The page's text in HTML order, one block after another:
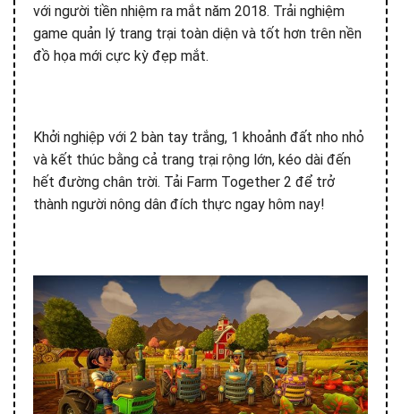
với người tiền nhiệm ra mắt năm 2018. Trải nghiệm
game quản lý trang trại toàn diện và tốt hơn trên nền
đồ họa mới cực kỳ đẹp mắt.
Khởi nghiệp với 2 bàn tay trắng, 1 khoảnh đất nho nhỏ
và kết thúc bằng cả trang trại rộng lớn, kéo dài đến
hết đường chân trời. Tải Farm Together 2 để trở
thành người nông dân đích thực ngay hôm nay!